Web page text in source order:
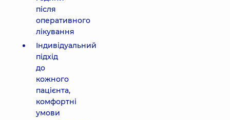
після
оперативного
лікування
Індивідуальний
підхід
до
кожного
пацієнта,
комфортні
умови